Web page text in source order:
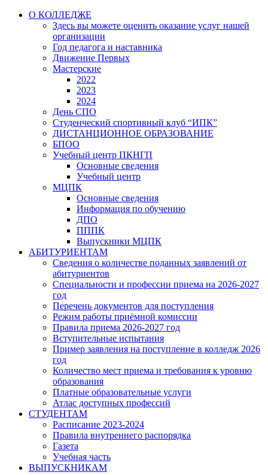
О КОЛЛЕДЖЕ
Здесь вы можете оценить оказание услуг нашей
организации
Год педагога и наставника
Движение Первых
Мастерские
2022
2023
2024
День СПО
Студенческий спортивный клуб “ИПК”
ДИСТАНЦИОННОЕ ОБРАЗОВАНИЕ
БПОО
Учебный центр ПКНГП
Основные сведения
Учебный центр
МЦПК
Основные сведения
Информация по обучению
ДПО
ПППК
Выпускники МЦПК
АБИТУРИЕНТАМ
Сведения о количестве поданных заявлений от
абитуриентов
Специальности и профессии приема на 2026-2027
год
Перечень документов для поступления
Режим работы приёмной комиссии
Правила приема 2026-2027 год
Вступительные испытания
Пример заявления на поступление в колледж 2026
год
Количество мест приема и требования к уровню
образования
Платные образовательные услуги
Атлас доступных профессий
СТУДЕНТАМ
Расписание 2023-2024
Правила внутреннего распорядка
Газета
Учебная часть
ВЫПУСКНИКАМ